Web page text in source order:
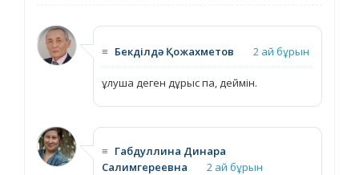
≡ Бекділдә Қожахметов 2 ай бұрын
ұлуша деген дұрыс па, деймін.
≡ Габдуллина Динара
Салимгереевна
2 ай бұрын